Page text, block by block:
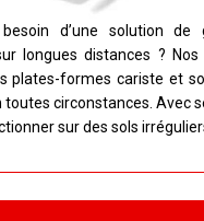
d’une solution de
longues distances ?
plates-formes cariste et
toutes circonstances. Avec
sur des sols